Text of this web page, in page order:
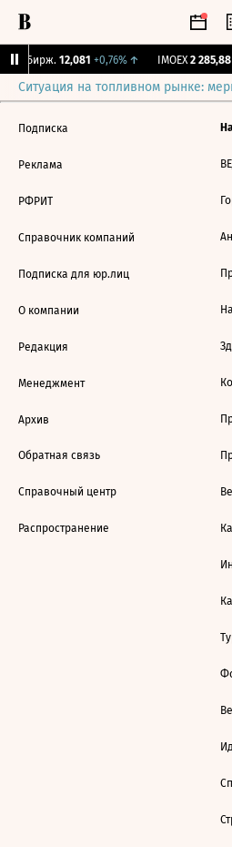
CNY Бирж. 12,081 +0,76%↑ IMOEX 2 285,88
Ситуация на топливном рынке:
Подписка
Реклама
РФРИТ
Справочник компаний
Подписка для юр.лиц
О компании
Редакция
Менеджмент
Архив
Обратная связь
Справочный центр
Распространение